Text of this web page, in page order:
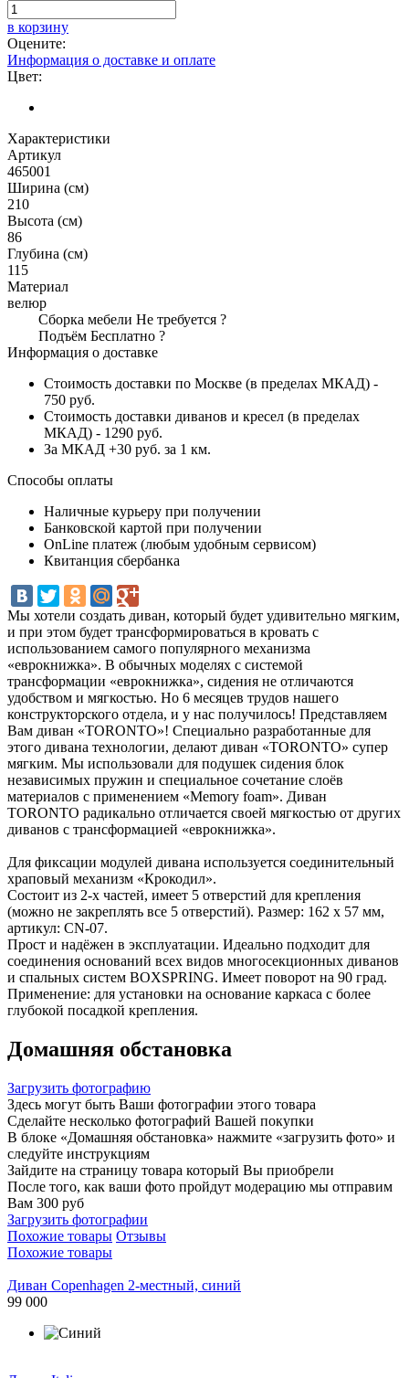
в корзину
Оцените:
Информация о доставке и оплате
Цвет:
Характеристики
Артикул
465001
Ширина (см)
210
Высота (см)
86
Глубина (см)
115
Материал
велюр
Сборка мебели Не требуется ?
Подъём Бесплатно ?
Информация о доставке
Стоимость доставки по Москве (в пределах МКАД) -
750 руб.
Стоимость доставки диванов и кресел (в пределах
МКАД) - 1290 руб.
За МКАД +30 руб. за 1 км.
Способы оплаты
Наличные курьеру при получении
Банковской картой при получении
OnLine платеж (любым удобным сервисом)
Квитанция сбербанка
Мы хотели создать диван, который будет удивительно мягким,
и при этом будет трансформироваться в кровать с
использованием самого популярного механизма
«еврокнижка». В обычных моделях с системой
трансформации «еврокнижка», сидения не отличаются
удобством и мягкостью. Но 6 месяцев трудов нашего
конструкторского отдела, и у нас получилось! Представляем
Вам диван «TORONTO»! Специально разработанные для
этого дивана технологии, делают диван «TORONTO» супер
мягким. Мы использовали для подушек сидения блок
независимых пружин и специальное сочетание слоёв
материалов с применением «Memory foam». Диван
TORONTO радикально отличается своей мягкостью от других
диванов с трансформацией «еврокнижка».
Для фиксации модулей дивана используется соединительный
храповый механизм «Крокодил».
Состоит из 2-х частей, имеет 5 отверстий для крепления
(можно не закреплять все 5 отверстий). Размер: 162 х 57 мм,
артикул: CN-07.
Прост и надёжен в эксплуатации. Идеально подходит для
соединения оснований всех видов многосекционных диванов
и спальных систем BOXSPRING. Имеет поворот на 90 град.
Применение: для установки на основание каркаса с более
глубокой посадкой крепления.
Домашняя обстановка
Загрузить фотографию
Здесь могут быть Ваши фотографии этого товара
Сделайте несколько фотографий Вашей покупки
В блоке «Домашняя обстановка» нажмите «загрузить фото» и
следуйте инструкциям
Зайдите на страницу товара который Вы приобрели
После того, как ваши фото пройдут модерацию мы отправим
Вам 300 руб
Загрузить фотографии
Похожие товары Отзывы
Похожие товары
Диван Copenhagen 2-местный, синий
99 000